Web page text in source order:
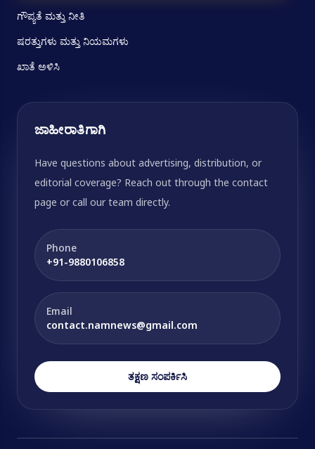
ಗೌಪ್ಯತೆ ಮತ್ತು ನೀತಿ
ಷರತ್ತುಗಳು ಮತ್ತು ನಿಯಮಗಳು
ಖಾತೆ ಅಳಿಸಿ
ಜಾಹೀರಾತಿಗಾಗಿ
Have questions about advertising, distribution, or
editorial coverage? Reach out through the contact
page or call our team directly.
Phone
+91-9880106858
Email
contact.namnews@gmail.com
ತಕ್ಷಣ ಸಂಪರ್ಕಿಸಿ